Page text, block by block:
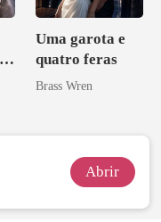
Uma garota e
quatro feras
Brass Wren
Abrir